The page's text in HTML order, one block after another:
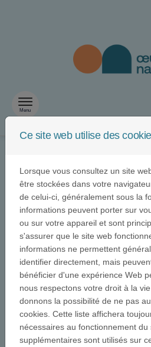
Menu
Se connecter
Si vous avez déjà un compte
Nationale, entrez votre
passe ci-dessous.
Email:
Ce site web utilise des
Lorsque vous consultez un site
être stockées dans votre
de celui-ci, généralement sous la
informations peuvent porter sur
ou sur votre appareil et sont
s'assurer que le site web
informations ne permettent
identifier directement, mais
bénéficier d'une expérience Web
nous respectons votre droit à la
donnons la possibilité de ne pas
cookies. Cette liste affichera
nécessaires au fonctionnement du
supplémentaires sont utilisés sur